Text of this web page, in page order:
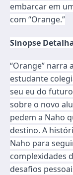
embarcar em
com “Orange.”
Sinopse
“Orange” narra
estudante
seu eu do
sobre o novo
pedem a Naho
destino. A
Naho para
complexidades
desafios